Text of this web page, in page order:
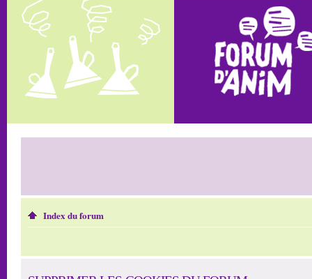
Index du forum